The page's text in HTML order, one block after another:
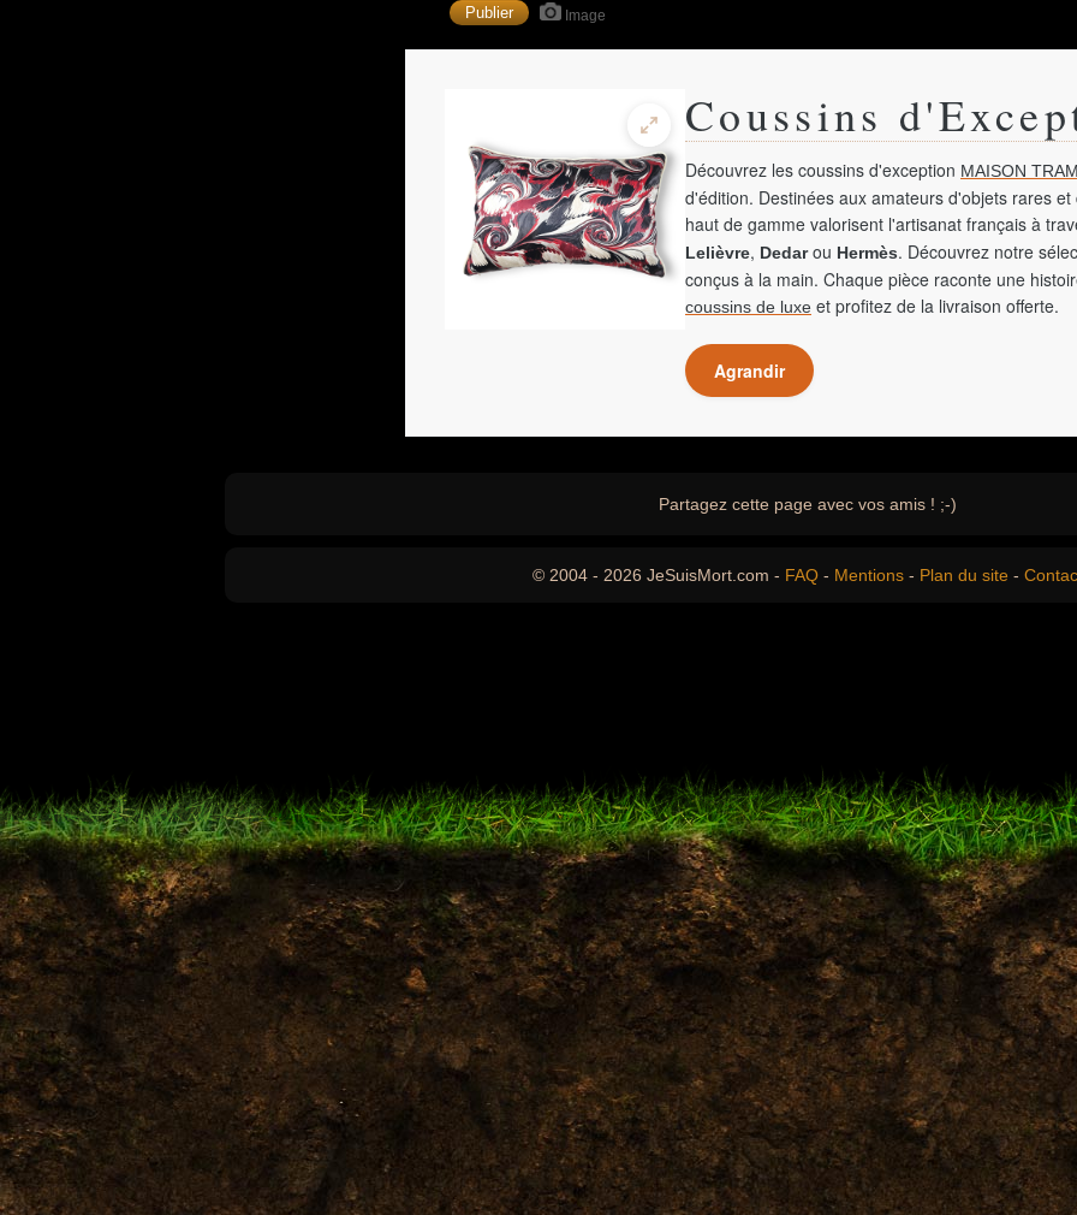
Image
Coussins
Découvrez les coussins d'exception MAISON
d'édition. Destinées aux amateurs d'objets rares
haut de gamme valorisent l'artisanat français à
Lelièvre, Dedarou Hermès. Découvrez notre
conçus à la main. Chaque pièce raconte une
coussins de luxe et profitez de la livraison offerte.
Agrandir
Partagez cette page avec vos amis ! ;-)
© 2004 - 2026 JeSuisMort.com - FAQ - Mentions - Plan du site -